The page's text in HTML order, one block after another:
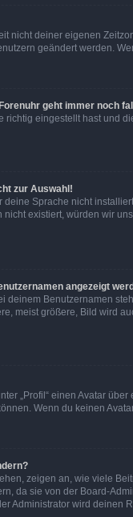
nicht deiner eigenen
geändert werden.
geht immer noch
eingestellt hast und
zur Auswahl!
Sprache nicht
existiert, würden wir
angezeigt
deinem Benutzernamen
meist größere, Bild wird
„Profil“ einen Avatar
Wenn du keinen
zeigen an, wie viele
da sie von der Board-
Administrator wird deinen